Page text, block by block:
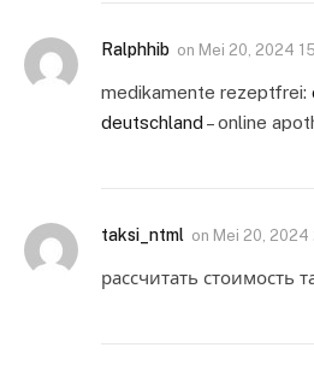
Ralphhib on Mei 20, 2024
medikamente rezeptfrei:
deutschland – online
taksi_ntml on Mei 20, 2024
рассчитать стоимость